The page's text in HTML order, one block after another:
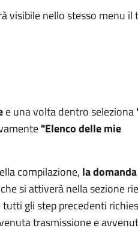
visibile nello stesso menu il
e una volta dentro seleziona
"Elenco delle mie
compilazione, la
si attiverà nella sezione
gli step precedenti
trasmissione e